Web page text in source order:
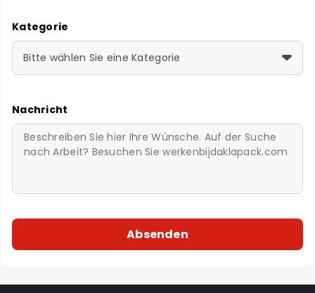
Kategorie
Bitte wählen Sie eine Kategorie
Nachricht